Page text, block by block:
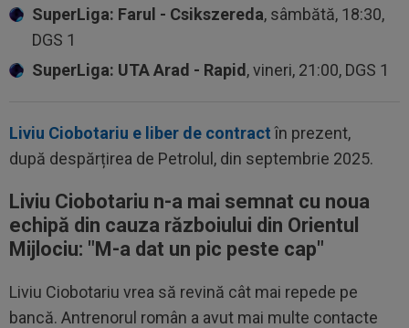
SuperLiga: Farul - Csikszereda, sâmbătă, 18:30,
DGS 1
SuperLiga: UTA Arad - Rapid , vineri, 21:00, DGS 1
Liviu Ciobotariu e liber de contractîn prezent,
după despărțirea de Petrolul, din septembrie 2025.
Liviu Ciobotariu n-a mai semnat cu noua
echipă din cauza războiului din Orientul
Mijlociu: "M-a dat un pic peste cap"
Liviu Ciobotariu vrea să revină cât mai repede pe
bancă. Antrenorul român a avut mai multe contacte